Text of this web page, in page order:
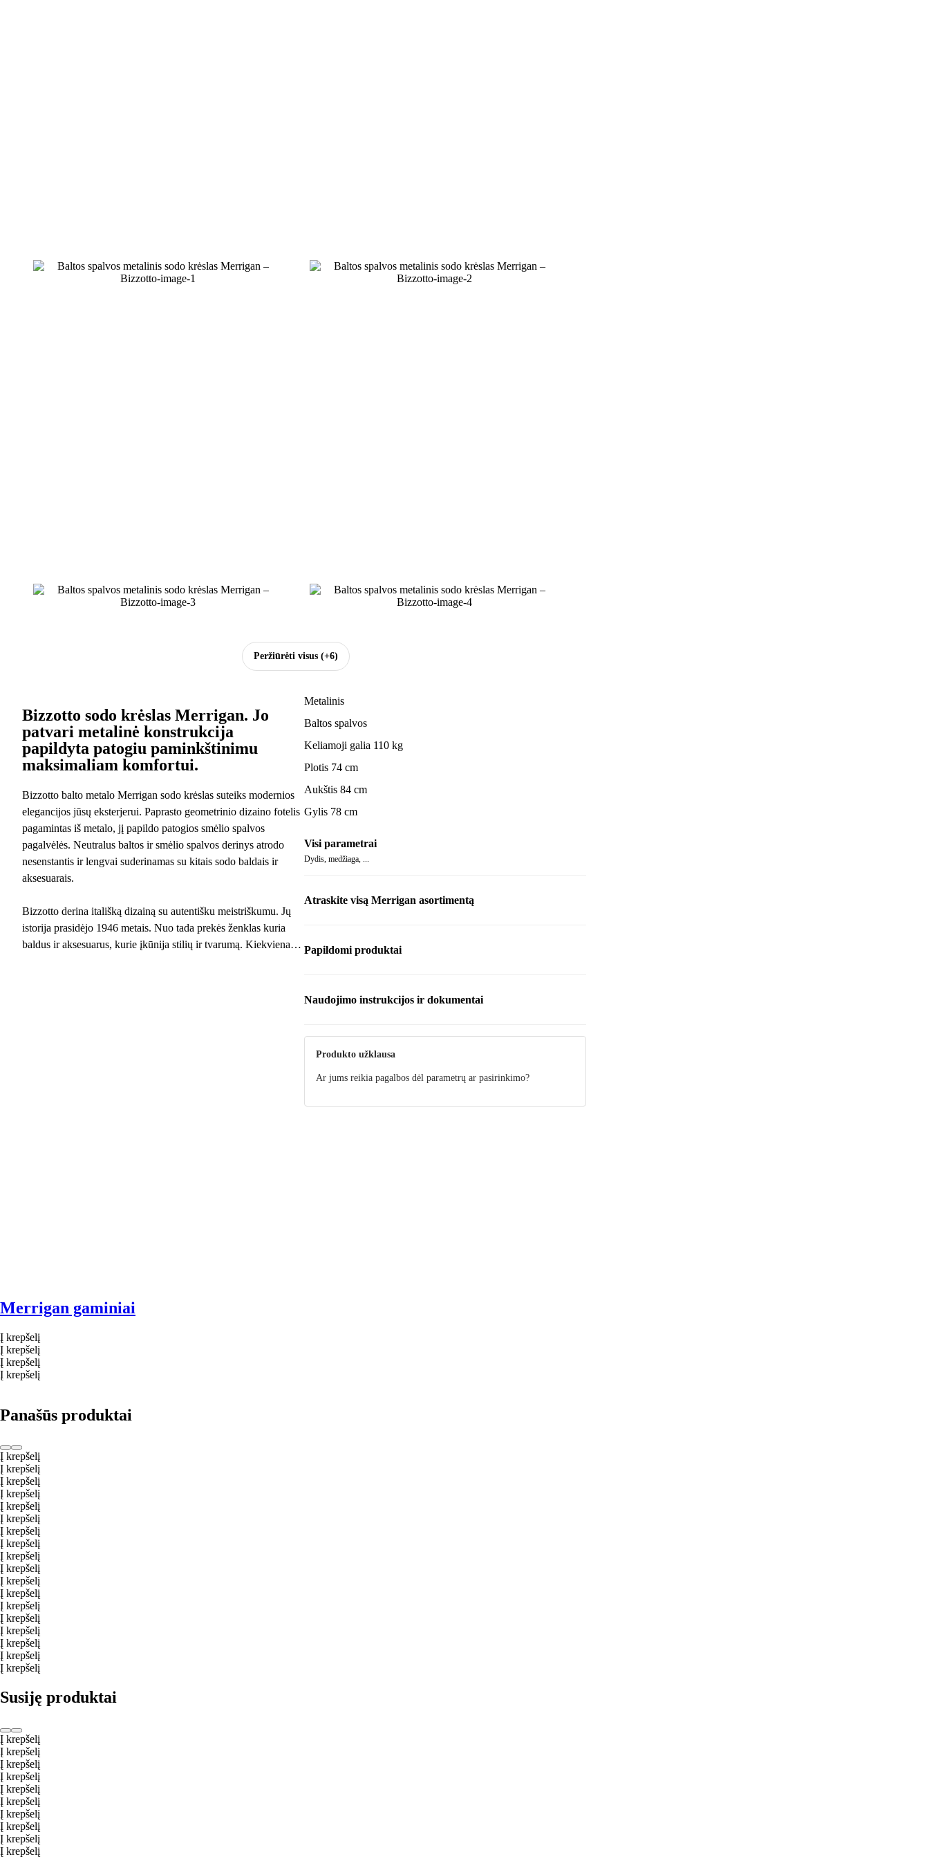
Peržiūrėti visus (+6)
Bizzotto sodo krėslas Merrigan. Jo
patvari metalinė konstrukcija
papildyta patogiu paminkštinimu
maksimaliam komfortui.
Bizzotto balto metalo Merrigan sodo krėslas suteiks modernios
elegancijos jūsų eksterjerui. Paprasto geometrinio dizaino fotelis
pagamintas iš metalo, jį papildo patogios smėlio spalvos
pagalvėlės. Neutralus baltos ir smėlio spalvos derinys atrodo
nesenstantis ir lengvai suderinamas su kitais sodo baldais ir
aksesuarais.
Bizzotto derina itališką dizainą su autentišku meistriškumu. Jų
istorija prasidėjo 1946 metais. Nuo tada prekės ženklas kuria
baldus ir aksesuarus, kurie įkūnija stilių ir tvarumą. Kiekvienas
Metalinis
Baltos spalvos
Keliamoji galia 110 kg
Plotis 74 cm
Aukštis 84 cm
Gylis 78 cm
Visi parametrai
Dydis, medžiaga, ...
Atraskite visą Merrigan asortimentą
Papildomi produktai
Naudojimo instrukcijos ir dokumentai
Produkto užklausa
Ar jums reikia pagalbos dėl parametrų ar pasirinkimo?
Merrigan gaminiai
Į krepšelį
Į krepšelį
Į krepšelį
Į krepšelį
Panašūs produktai
Į krepšelį
Į krepšelį
Į krepšelį
Į krepšelį
Į krepšelį
Į krepšelį
Į krepšelį
Į krepšelį
Į krepšelį
Į krepšelį
Į krepšelį
Į krepšelį
Į krepšelį
Į krepšelį
Į krepšelį
Į krepšelį
Į krepšelį
Į krepšelį
Susiję produktai
Į krepšelį
Į krepšelį
Į krepšelį
Į krepšelį
Į krepšelį
Į krepšelį
Į krepšelį
Į krepšelį
Į krepšelį
Į krepšelį